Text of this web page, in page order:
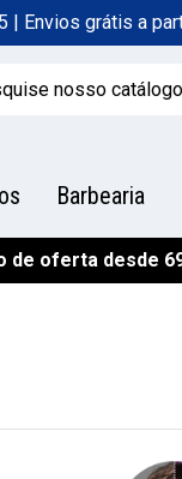
| Envios grátis a
Barbearia
de oferta desde